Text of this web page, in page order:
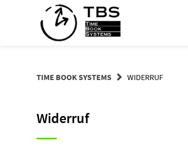
TIME BOOK SYSTEMS WIDERRUF
Widerruf